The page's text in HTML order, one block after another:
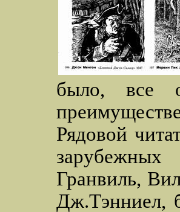
было, все
Рядовой
Гранвиль,
Дж.Тэнниел,